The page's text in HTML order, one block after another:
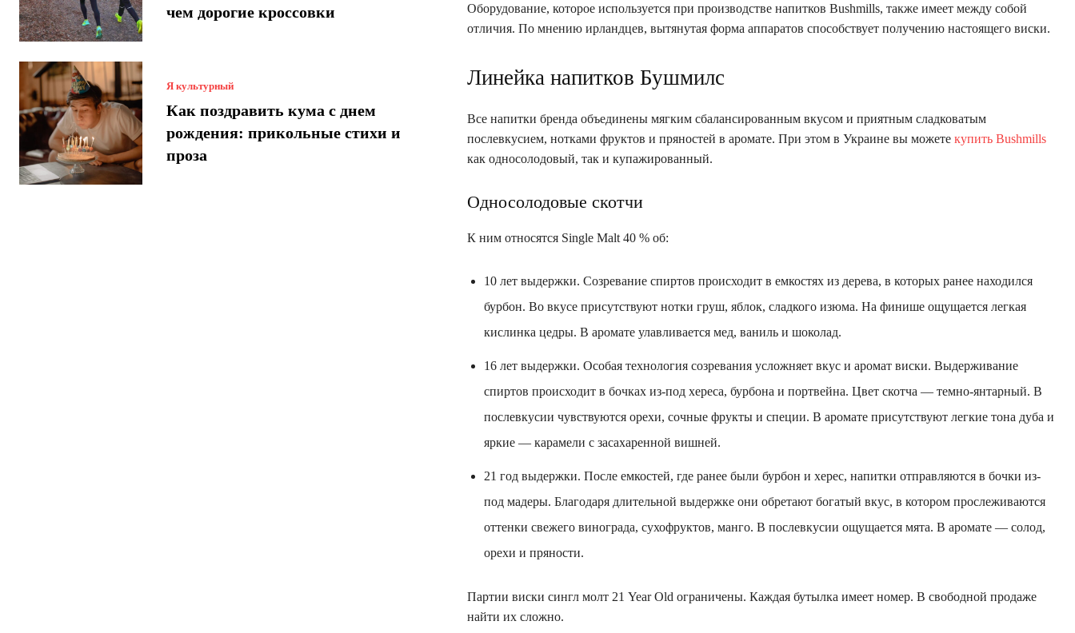
чем дорогие кроссовки
Я культурный
Как поздравить кума с днем ​​
рождения: прикольные стихи и
проза
Оборудование, которое используется при производстве напитков Bushmills, также имеет между собой
отличия. По мнению ирландцев, вытянутая форма аппаратов способствует получению настоящего виски.
Линейка напитков Бушмилс
Все напитки бренда объединены мягким сбалансированным вкусом и приятным сладковатым
послевкусием, нотками фруктов и пряностей в аромате. При этом в Украине вы можете купить Bushmills
как односолодовый, так и купажированный.
Односолодовые скотчи
К ним относятся Single Malt 40 % об:
10 лет выдержки. Созревание спиртов происходит в емкостях из дерева, в которых ранее находился
бурбон. Во вкусе присутствуют нотки груш, яблок, сладкого изюма. На финише ощущается легкая
кислинка цедры. В аромате улавливается мед, ваниль и шоколад.
16 лет выдержки. Особая технология созревания усложняет вкус и аромат виски. Выдерживание
спиртов происходит в бочках из-под хереса, бурбона и портвейна. Цвет скотча — темно-янтарный. В
послевкусии чувствуются орехи, сочные фрукты и специи. В аромате присутствуют легкие тона дуба и
яркие — карамели с засахаренной вишней.
21 год выдержки. После емкостей, где ранее были бурбон и херес, напитки отправляются в бочки из-
под мадеры. Благодаря длительной выдержке они обретают богатый вкус, в котором прослеживаются
оттенки свежего винограда, сухофруктов, манго. В послевкусии ощущается мята. В аромате — солод,
орехи и пряности.
Партии виски сингл молт 21 Year Old ограничены. Каждая бутылка имеет номер. В свободной продаже
найти их сложно.